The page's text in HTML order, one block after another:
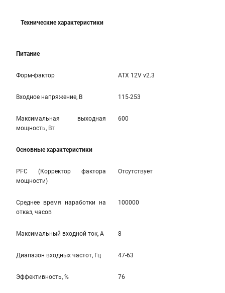
Технические характеристики
Питание
Форм-фактор ATX 12V v2.3
Входное напряжение, В 115-253
Максимальная выходная
мощность, Вт
600
Основные характеристики
PFC (Корректор фактора
мощности)
Отсутствует
Среднее время наработки на
отказ, часов
100000
Максимальный входной ток, А 8
Диапазон входных частот, Гц 47-63
Эффективность, % 76